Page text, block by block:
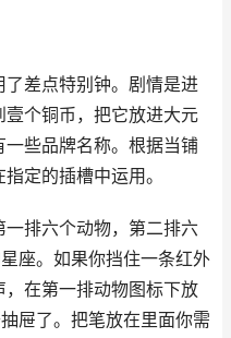
差点特别钟。剧情是进
个铜币，把它放进大元
些品牌名称。根据当铺
定的插槽中运用。
排六个动物，第二排六
座。如果你挡住一条红外
在第一排动物图标下放
屉了。把笔放在里面你需